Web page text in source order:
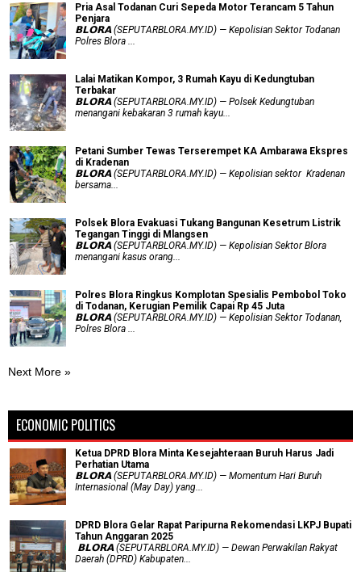
Pria Asal Todanan Curi Sepeda Motor Terancam 5 Tahun
Penjara
𝗕𝗟𝗢𝗥𝗔 (SEPUTARBLORA.MY.ID) — Kepolisian Sektor Todanan
Polres Blora ...
Lalai Matikan Kompor, 3 Rumah Kayu di Kedungtuban
Terbakar
𝗕𝗟𝗢𝗥𝗔 (SEPUTARBLORA.MY.ID) — Polsek Kedungtuban
menangani kebakaran 3 rumah kayu...
Petani Sumber Tewas Terserempet KA Ambarawa Ekspres
di Kradenan
𝗕𝗟𝗢𝗥𝗔 (SEPUTARBLORA.MY.ID) — Kepolisian sektor Kradenan
bersama...
Polsek Blora Evakuasi Tukang Bangunan Kesetrum Listrik
Tegangan Tinggi di Mlangsen
𝗕𝗟𝗢𝗥𝗔 (SEPUTARBLORA.MY.ID) — Kepolisian Sektor Blora
menangani kasus orang...
Polres Blora Ringkus Komplotan Spesialis Pembobol Toko
di Todanan, Kerugian Pemilik Capai Rp 45 Juta
𝗕𝗟𝗢𝗥𝗔 (SEPUTARBLORA.MY.ID) — Kepolisian Sektor Todanan,
Polres Blora ...
Next More »
ECONOMIC POLITICS
Ketua DPRD Blora Minta Kesejahteraan Buruh Harus Jadi
Perhatian Utama
​𝗕𝗟𝗢𝗥𝗔 (SEPUTARBLORA.MY.ID) — Momentum Hari Buruh
Internasional (May Day) yang...
DPRD Blora Gelar Rapat Paripurna Rekomendasi LKPJ Bupati
Tahun Anggaran 2025
‎ 𝗕𝗟𝗢𝗥𝗔 (SEPUTARBLORA.MY.ID) — Dewan Perwakilan Rakyat
Daerah (DPRD) Kabupaten...